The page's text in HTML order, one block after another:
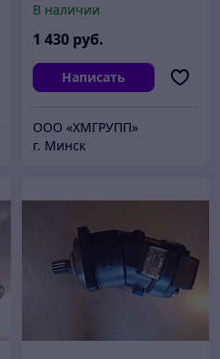
В наличии
1 430 руб.
Написать
ООО «ХМГРУПП»
г. Минск